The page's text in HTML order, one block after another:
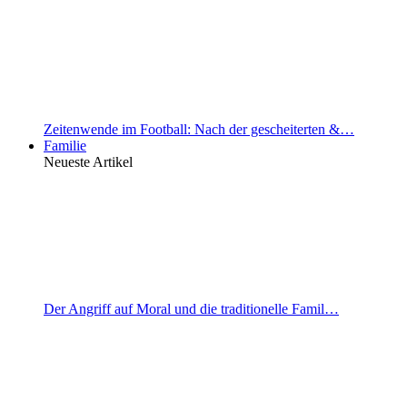
Zeitenwende im Football: Nach der gescheiterten &…
Familie
Neueste Artikel
Der Angriff auf Moral und die traditionelle Famil…